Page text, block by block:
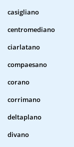
casigliano
centromediano
ciarlatano
compaesano
corano
corrimano
deltaplano
divano